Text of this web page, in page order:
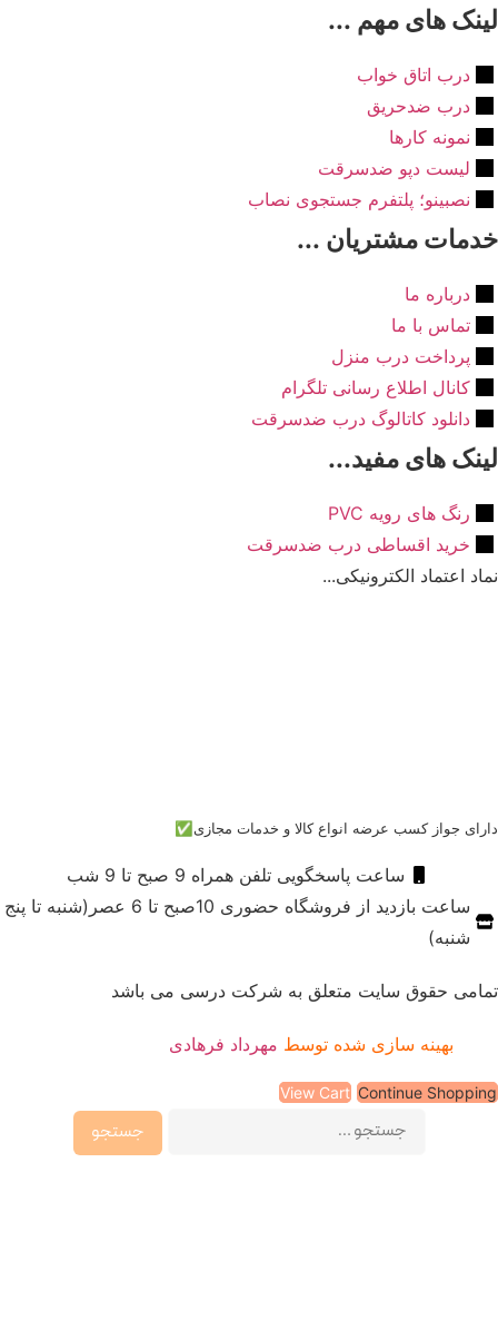
های مهم ...
درب اتاق خواب
درب ضدحریق
نمونه کارها
لیست دپو ضدسرقت
نصبینو؛ پلتفرم جستجوی نصاب
مشتریان ...
درباره ما
تماس با ما
پرداخت درب منزل
کانال اطلاع رسانی تلگرام
دانلود کاتالوگ درب ضدسرقت
های مفید...
رنگ های رویه PVC
خرید اقساطی درب ضدسرقت
اعتماد الکترونیکی...
جواز کسب عرضه انواع کالا و خدمات مجازی✅
ساعت پاسخگویی تلفن همراه 9 صبح تا 9 شب
ساعت بازدید از فروشگاه حضوری 10صبح تا 6 عصر(شنبه تا پنج
شنبه)
حقوق سایت متعلق به شرکت درسی می باشد
بهینه سازی شده توسطمهرداد فرهادی
View Cart Continue